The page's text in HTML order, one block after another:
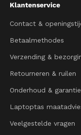
Klantenservice
Contact &
Betaalmethodes
Verzending &
Retourneren & ruilen
Onderhoud & garantie
Laptoptas
Veelgestelde vragen